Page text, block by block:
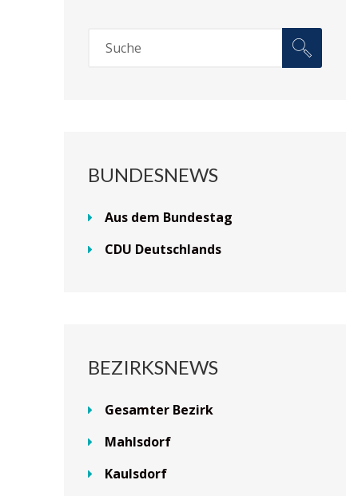
BUNDESNEWS
Aus dem Bundestag
CDU Deutschlands
BEZIRKSNEWS
Gesamter Bezirk
Mahlsdorf
Kaulsdorf